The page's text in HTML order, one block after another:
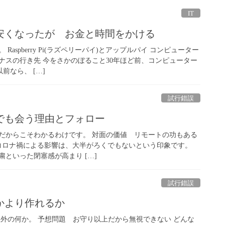
IT
くなったが お金と時間をかける
Raspberry Pi(ラズペリーパイ)とアップルパイ コンピューター
の行き先 今をさかのぼること30年ほど前、コンピューター
前なら、 […]
試行錯誤
会う理由とフォロー
からこそわかるわけです。 対面の価値 リモートの功もある
ナ禍による影響は、大半がろくでもないという印象です。
といった閉塞感が高まり […]
試行錯誤
り作れるか
の何か。 予想問題 お守り以上だから無視できない どんな